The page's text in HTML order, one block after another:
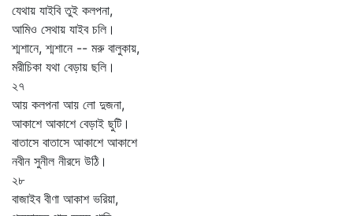
যেথায় যাইবি তুই কলপনা,
আমিও সেথায় যাইব চলি।
শ্মশানে, শ্মশানে -- মরু বালুকায়,
মরীচিকা যথা বেড়ায় ছলি।
২৭
আয় কলপনা আয় লো দুজনা,
আকাশে আকাশে বেড়াই ছুটি।
বাতাসে বাতাসে আকাশে আকাশে
নবীন সুনীল নীরদে উঠি।
২৮
বাজাইব বীণা আকাশ ভরিয়া,